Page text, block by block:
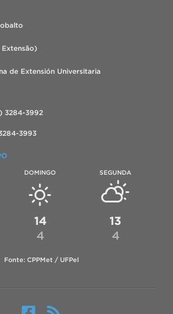
Extensão)
de Extensión Universitaria
3284-3992
3993
DOMINGO
14
4
SEGUNDA
13
4
Fonte: CPPMet / UFPel